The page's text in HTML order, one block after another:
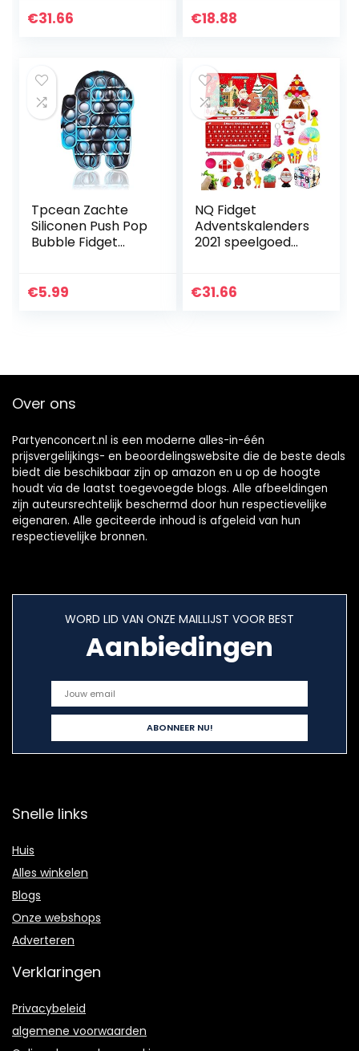
Figetget Spinners,
€31.66
Push Bubble
€18.88
Tpcean Zachte
Siliconen Push Pop
Bubble Fidget
Bubble Poppet
€5.99
NQ Fidget
Adventskalenders
2021 speelgoed
speelgoeddoos,
€31.66
Over ons
Partyenconcert.nl is een moderne alles-in-één
prijsvergelijkings- en beoordelingswebsite die de beste deals
biedt die beschikbaar zijn op amazon en u op de hoogte
houdt via de laatst toegevoegde blogs. Alle afbeeldingen
zijn auteursrechtelijk beschermd door hun respectievelijke
eigenaren. Alle geciteerde inhoud is afgeleid van hun
respectievelijke bronnen.
WORD LID VAN ONZE MAILLIJST VOOR BEST
Aanbiedingen
Snelle links
Huis
Alles winkelen
Blogs
Onze webshops
Adverteren
Verklaringen
Privacybeleid
algemene voorwaarden